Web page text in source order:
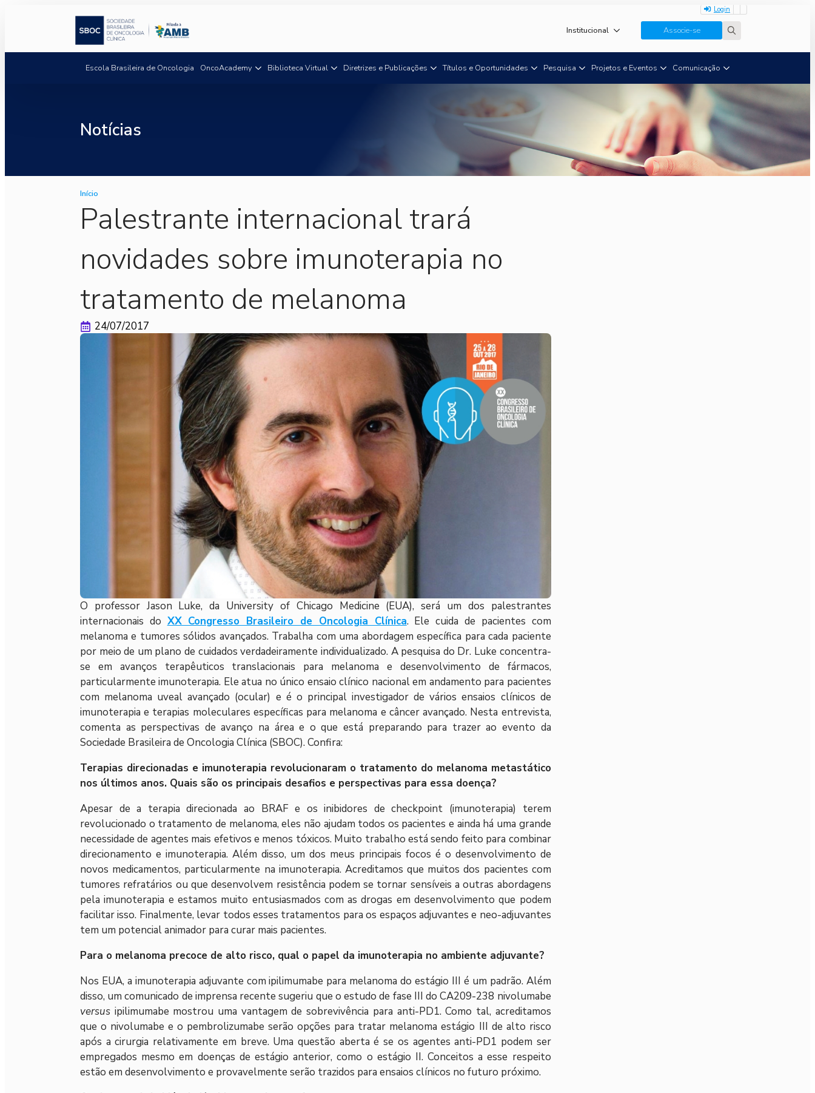
Login
Institucional Associe-se
Escola Brasileira de Oncologia OncoAcademy Biblioteca Virtual Diretrizes e Publicações Títulos e Oportunidades Pesquisa Projetos e Eventos Comunicação
Notícias
Início
Palestrante internacional trará
novidades sobre imunoterapia no
tratamento de melanoma
24/07/2017
O professor Jason Luke, da University of Chicago Medicine (EUA), será um dos palestrantes
internacionais do XX Congresso Brasileiro de Oncologia Clínica. Ele cuida de pacientes com
melanoma e tumores sólidos avançados. Trabalha com uma abordagem específica para cada paciente
por meio de um plano de cuidados verdadeiramente individualizado. A pesquisa do Dr. Luke concentra-
se em avanços terapêuticos translacionais para melanoma e desenvolvimento de fármacos,
particularmente imunoterapia. Ele atua no único ensaio clínico nacional em andamento para pacientes
com melanoma uveal avançado (ocular) e é o principal investigador de vários ensaios clínicos de
imunoterapia e terapias moleculares específicas para melanoma e câncer avançado. Nesta entrevista,
comenta as perspectivas de avanço na área e o que está preparando para trazer ao evento da
Sociedade Brasileira de Oncologia Clínica (SBOC). Confira:
Terapias direcionadas e imunoterapia revolucionaram o tratamento do melanoma metastático
nos últimos anos. Quais são os principais desafios e perspectivas para essa doença?
Apesar de a terapia direcionada ao BRAF e os inibidores de checkpoint (imunoterapia) terem
revolucionado o tratamento de melanoma, eles não ajudam todos os pacientes e ainda há uma grande
necessidade de agentes mais efetivos e menos tóxicos. Muito trabalho está sendo feito para combinar
direcionamento e imunoterapia. Além disso, um dos meus principais focos é o desenvolvimento de
novos medicamentos, particularmente na imunoterapia. Acreditamos que muitos dos pacientes com
tumores refratários ou que desenvolvem resistência podem se tornar sensíveis a outras abordagens
pela imunoterapia e estamos muito entusiasmados com as drogas em desenvolvimento que podem
facilitar isso. Finalmente, levar todos esses tratamentos para os espaços adjuvantes e neo-adjuvantes
tem um potencial animador para curar mais pacientes.
Para o melanoma precoce de alto risco, qual o papel da imunoterapia no ambiente adjuvante?
Nos EUA, a imunoterapia adjuvante com ipilimumabe para melanoma do estágio III é um padrão. Além
disso, um comunicado de imprensa recente sugeriu que o estudo de fase III do CA209-238 nivolumabe
versus ipilimumabe mostrou uma vantagem de sobrevivência para anti-PD1. Como tal, acreditamos
que o nivolumabe e o pembrolizumabe serão opções para tratar melanoma estágio III de alto risco
após a cirurgia relativamente em breve. Uma questão aberta é se os agentes anti-PD1 podem ser
empregados mesmo em doenças de estágio anterior, como o estágio II. Conceitos a esse respeito
estão em desenvolvimento e provavelmente serão trazidos para ensaios clínicos no futuro próximo.